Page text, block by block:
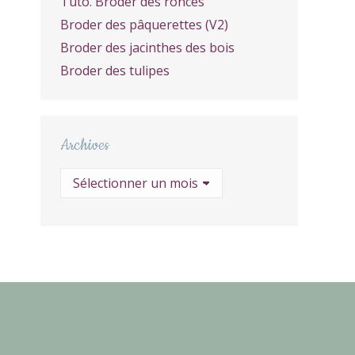
Broder des pâquerettes (V2)
Broder des jacinthes des bois
Broder des tulipes
Archives
Archives